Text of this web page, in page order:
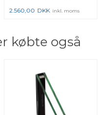
2.560,00 DKK inkl. moms
købte også